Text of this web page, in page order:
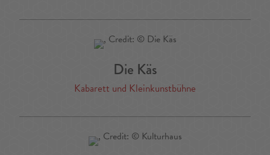
Die Käs
Kabarett und Kleinkunstbühne